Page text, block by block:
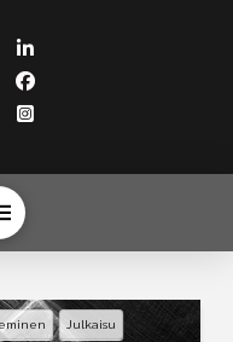
Julkaisu